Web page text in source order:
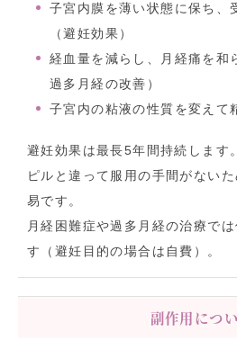
子宮内膜を薄い状態に保ち、
（避妊効果）
経血量を減らし、月経痛を和
過多月経の改善）
子宮内の粘液の性質を変えて
避妊効果は最長5年間持続します。
ピルと違って服用の手間がない
易です。
月経困難症や過多月経の治療で
す（避妊目的の場合は自費）。
副作用につ